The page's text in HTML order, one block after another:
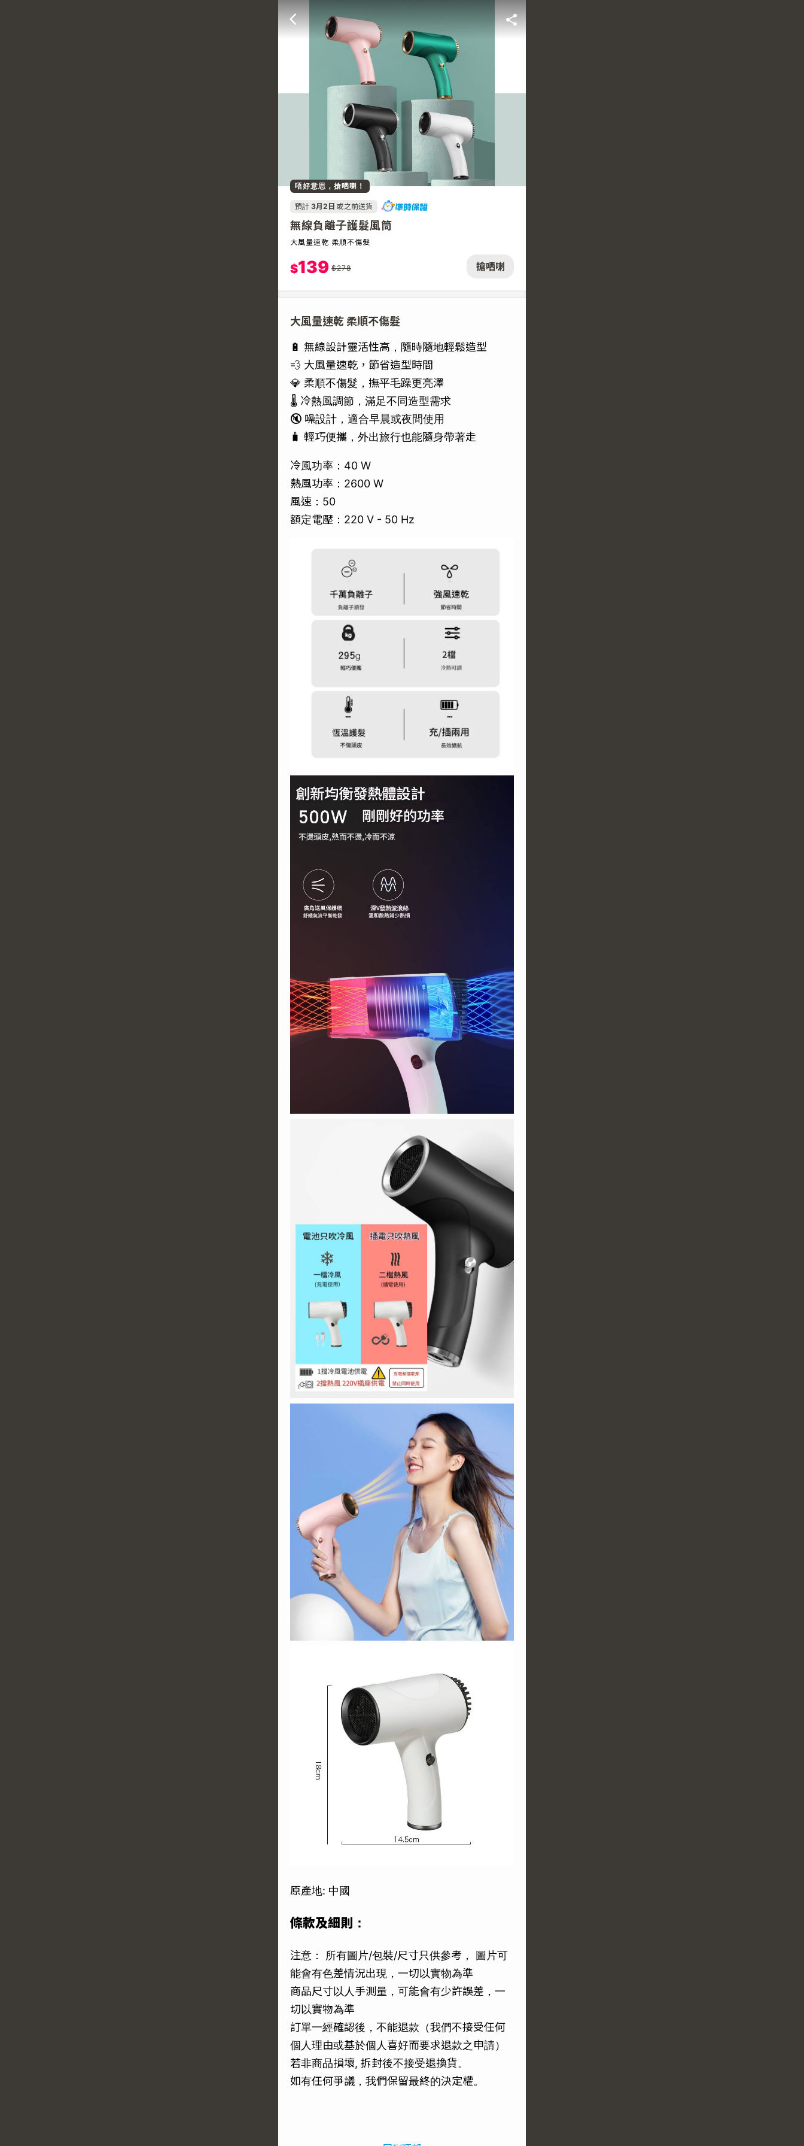
搶哂喇
唔好意思，搶哂喇！
預計 3月2日 或之前送貨
無線負離子護髮風筒
大風量速乾 柔順不傷髮
$139 $278
大風量速乾 柔順不傷髮
🔋 無線設計靈活性高，隨時隨地輕鬆造型
💨 大風量速乾，節省造型時間
💎 柔順不傷髮，撫平毛躁更亮澤
🌡️ 冷熱風調節，滿足不同造型需求
🔇 噪設計，適合早晨或夜間使用
🧳 輕巧便攜，外出旅行也能隨身帶著走
冷風功率：40 W
熱風功率：2600 W
風速：50
額定電壓：220 V - 50 Hz
原產地: 中國
條款及細則：
注意： 所有圖片/包裝/尺寸只供參考， 圖片可
能會有色差情況出現，一切以實物為準
商品尺寸以人手測量，可能會有少許誤差，一
切以實物為準
訂單一經確認後，不能退款（我們不接受任何
個人理由或基於個人喜好而要求退款之申請）
若非商品損壞, 拆封後不接受退換貨。
如有任何爭議，我們保留最終的決定權。